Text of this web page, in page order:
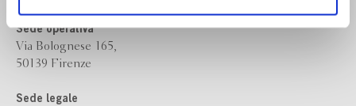
ogni momentoRevoca
Sede operativa
Via Bolognese 165,
50139 Firenze
Sede legale